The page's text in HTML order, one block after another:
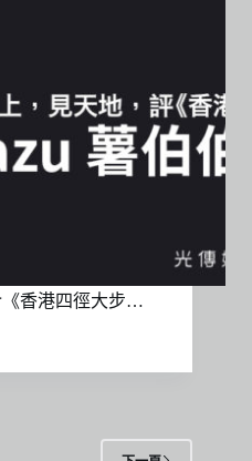
《香港四徑大步…